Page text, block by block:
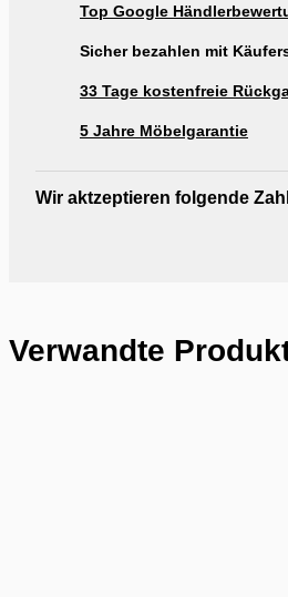
Top Google
Sicher bezahlen mit
33 Tage kostenfreie
5 Jahre Möbelgarantie
Wir aktzeptieren folgende
Verwandte